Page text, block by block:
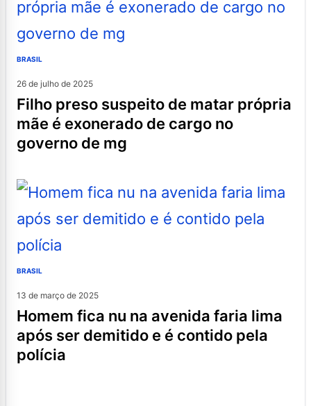
BRASIL
26 de julho de 2025
filho preso suspeito de matar própria
mãe é exonerado de cargo no
governo de mg
BRASIL
13 de março de 2025
homem fica nu na avenida faria lima
após ser demitido e é contido pela
polícia